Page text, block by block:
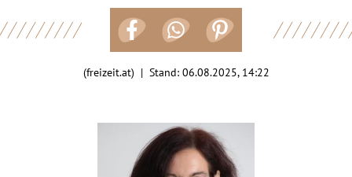
(freizeit.at) | Stand: 06.08.2025, 14:22